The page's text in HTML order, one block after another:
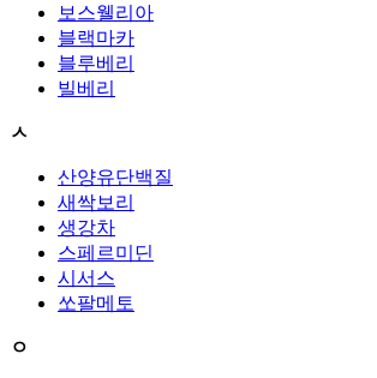
보스웰리아
블랙마카
블루베리
빌베리
ㅅ
산양유단백질
새싹보리
생강차
스페르미딘
시서스
쏘팔메토
ㅇ